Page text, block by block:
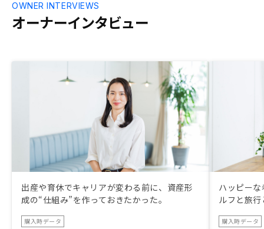
オーナーインタビュー
OWNER INTERVIEWS
出産や育休でキャリアが変わる前に、資産形
成の“仕組み”を作っておきたかった。
購入時データ
ハッピー
ルフと旅
購入時データ